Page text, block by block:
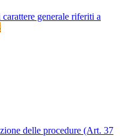
generale riferiti a
delle procedure (Art. 37